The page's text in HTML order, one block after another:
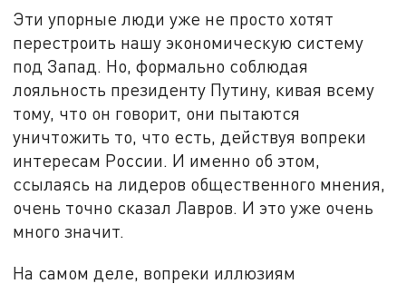
Эти упорные люди уже не просто хотят
перестроить нашу экономическую систему
под Запад. Но, формально соблюдая
лояльность президенту Путину, кивая всему
тому, что он говорит, они пытаются
уничтожить то, что есть, действуя вопреки
интересам России. И именно об этом,
ссылаясь на лидеров общественного мнения,
очень точно сказал Лавров. И это уже очень
много значит.
На самом деле, вопреки иллюзиям